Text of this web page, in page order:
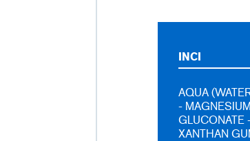
INCI
AQUA
-
GLUCONATE
XANTHAN